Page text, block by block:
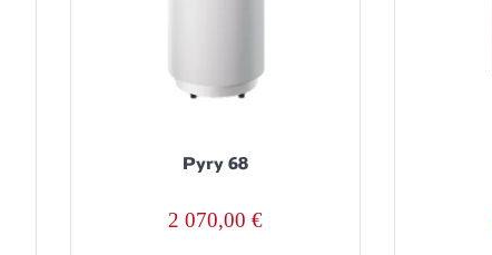
Pyry 68
2 070,00 €